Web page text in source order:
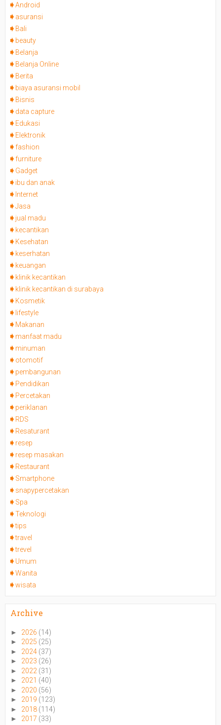
Android
asuransi
Bali
beauty
Belanja
Belanja Online
Berita
biaya asuransi mobil
Bisnis
data capture
Edukasi
Elektronik
fashion
furniture
Gadget
ibu dan anak
Internet
Jasa
jual madu
kecantikan
Kesehatan
keserhatan
keuangan
klinik kecantikan
klinik kecantikan di surabaya
Kosmetik
lifestyle
Makanan
manfaat madu
minuman
otomotif
pembangunan
Pendidikan
Percetakan
periklanan
RDS
Resaturant
resep
resep masakan
Restaurant
Smartphone
snapypercetakan
Spa
Teknologi
tips
travel
trevel
Umum
Wanita
wisata
Archive
► 2026 (14)
► 2025 (25)
► 2024 (37)
► 2023 (26)
► 2022 (31)
► 2021 (40)
► 2020 (56)
► 2019 (123)
► 2018 (114)
► 2017 (33)